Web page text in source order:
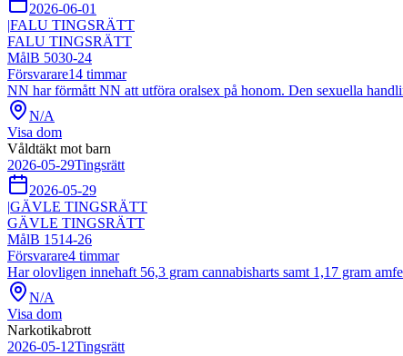
2026-06-01
|FALU TINGSRÄTT
FALU TINGSRÄTT
MålB 5030-24
Försvarare14 timmar
NN har förmått NN att utföra oralsex på honom. Den sexuella
N/A
Visa dom
Våldtäkt mot barn
2026-05-29Tingsrätt
2026-05-29
|GÄVLE TINGSRÄTT
GÄVLE TINGSRÄTT
MålB 1514-26
Försvarare4 timmar
Har olovligen innehaft 56,3 gram cannabisharts samt 1,17 gram
N/A
Visa dom
Narkotikabrott
2026-05-12Tingsrätt